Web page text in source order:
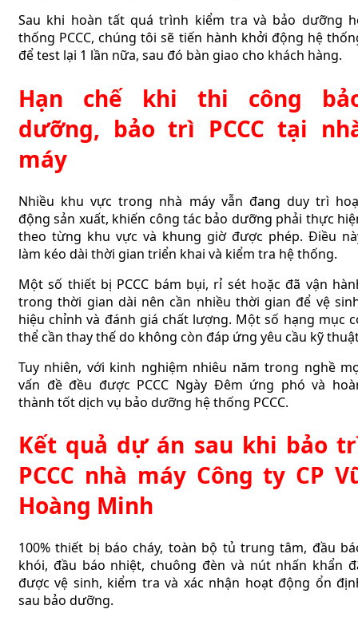
Sau khi hoàn tất quá trình kiểm tra và bảo dưỡng
thống PCCC, chúng tôi sẽ tiến hành khởi động hệ
để test lại 1 lần nữa, sau đó bàn giao cho khách hàng.
Hạn chế khi thi công
dưỡng, bảo trì PCCC tại
máy
Nhiều khu vực trong nhà máy vẫn đang duy trì
động sản xuất, khiến công tác bảo dưỡng phải thực
theo từng khu vực và khung giờ được phép. Điều
làm kéo dài thời gian triển khai và kiểm tra hệ thống.
Một số thiết bị PCCC bám bụi, rỉ sét hoặc đã vận
trong thời gian dài nên cần nhiều thời gian để vệ
hiệu chỉnh và đánh giá chất lượng. Một số hạng mục
thể cần thay thế do không còn đáp ứng yêu cầu kỹ
Tuy nhiên, với kinh nghiệm nhiêu năm trong nghề
vấn đề đều được PCCC Ngày Đêm ứng phó và
thành tốt dịch vụ bảo dưỡng hệ thống PCCC.
Kết quả dự án sau khi bảo
PCCC nhà máy Công ty CP
Hoàng Minh
100% thiết bị báo cháy, toàn bộ tủ trung tâm, đầu
khói, đầu báo nhiệt, chuông đèn và nút nhấn khẩn
được vệ sinh, kiểm tra và xác nhận hoạt động ổn
sau bảo dưỡng.